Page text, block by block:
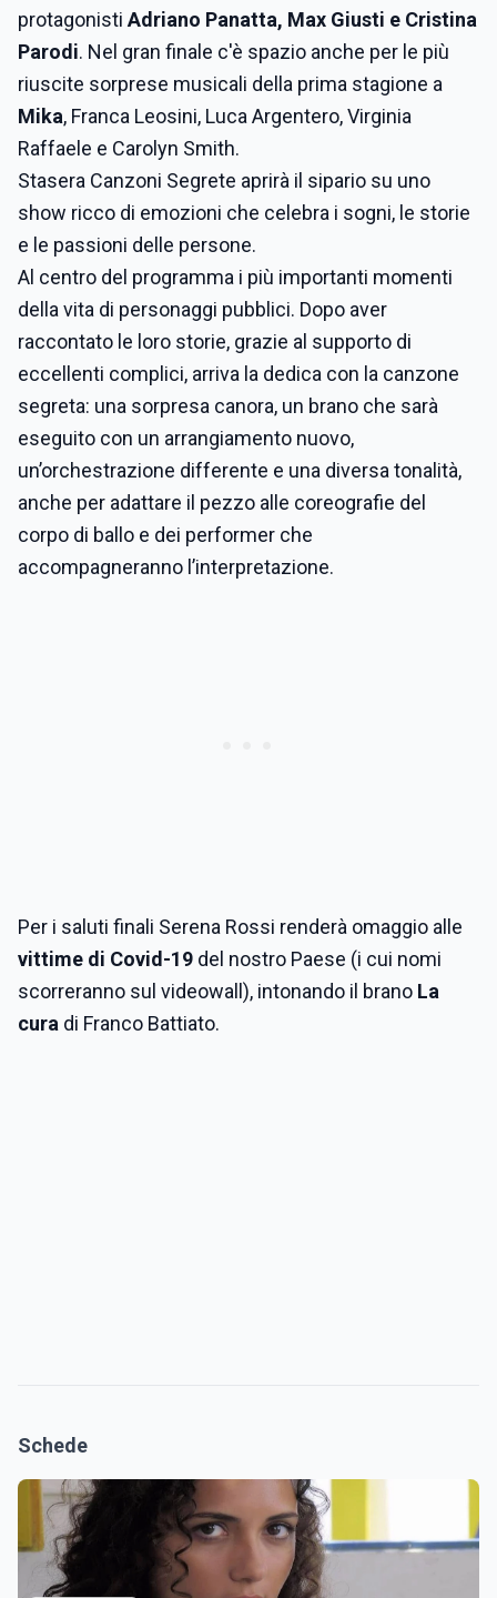
protagonisti Adriano Panatta, Max Giusti e Cristina
Parodi. Nel gran finale c'è spazio anche per le più
riuscite sorprese musicali della prima stagione a
Mika, Franca Leosini, Luca Argentero, Virginia
Raffaele e Carolyn Smith.
Stasera Canzoni Segrete aprirà il sipario su uno
show ricco di emozioni che celebra i sogni, le storie
e le passioni delle persone.
Al centro del programma i più importanti momenti
della vita di personaggi pubblici. Dopo aver
raccontato le loro storie, grazie al supporto di
eccellenti complici, arriva la dedica con la canzone
segreta: una sorpresa canora, un brano che sarà
eseguito con un arrangiamento nuovo,
un’orchestrazione differente e una diversa tonalità,
anche per adattare il pezzo alle coreografie del
corpo di ballo e dei performer che
accompagneranno l’interpretazione.
Per i saluti finali Serena Rossi renderà omaggio alle
vittime di Covid-19 del nostro Paese (i cui nomi
scorreranno sul videowall), intonando il brano La
cura di Franco Battiato.
Schede